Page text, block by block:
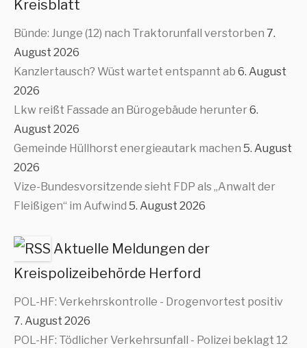
Kreisblatt
Bünde: Junge (12) nach Traktorunfall verstorben 7.
August 2026
Kanzlertausch? Wüst wartet entspannt ab 6. August
2026
Lkw reißt Fassade an Bürogebäude herunter6.
August 2026
Gemeinde Hüllhorst energieautark machen 5. August
2026
Vize-Bundesvorsitzende sieht FDP als „Anwalt der
Fleißigen“ im Aufwind 5. August 2026
Aktuelle Meldungen der
Kreispolizeibehörde Herford
POL-HF: Verkehrskontrolle - Drogenvortest positiv
7. August 2026
POL-HF: Tödlicher Verkehrsunfall - Polizei beklagt 12